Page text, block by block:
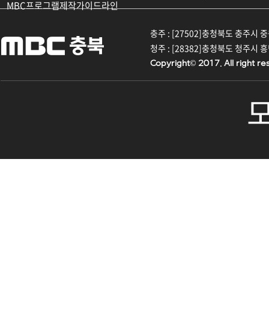
MBC프로그램제작가이드라인
충주 : [27502]충청북도 충주시
청주 : [28382]충청북도 청주시
Copyright© 2017. All right